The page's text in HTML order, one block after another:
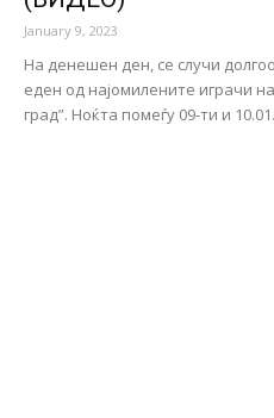
January 9, 2023
На денешен ден, се случи
еден од најомилените играчи
град”. Нoќта помеѓу 09-ти и